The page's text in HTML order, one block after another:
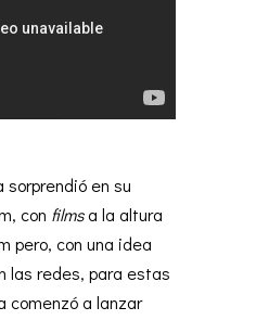
sorprendió en su
con filmsa la altura
pero, con una idea
las redes, para estas
comenzó a lanzar